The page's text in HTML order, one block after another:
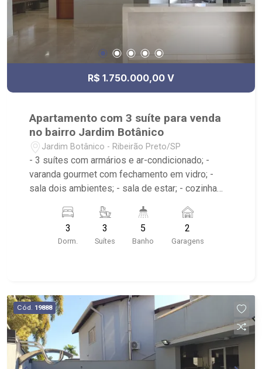
R$ 1.750.000,00 V
Apartamento com 3 suíte para venda
no bairro Jardim Botânico
Jardim Botânico - Ribeirão Preto/SP
- 3 suítes com armários e ar-condicionado; -
varanda gourmet com fechamento em vidro; -
sala dois ambientes; - sala de estar; - cozinha
armários; - 5 banheiros com armários, box e
espelho; - lavabo; - banheiro de serviço; - 2 vagas
de garagem cobertas; - Condomínio com portaria
salão de jogos, brinquedoteca e playground; -
Próximo ao Ribeirão Shopping, faculdade Unip e
parque Raya;
3
Dorm.
3
Suítes
5
Banho
2
Garagens
Cód. 19888